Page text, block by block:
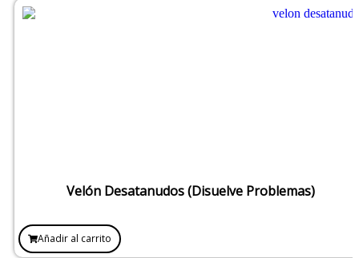
Velón Desatanudos (Disuelve Problemas)
Añadir al carrito